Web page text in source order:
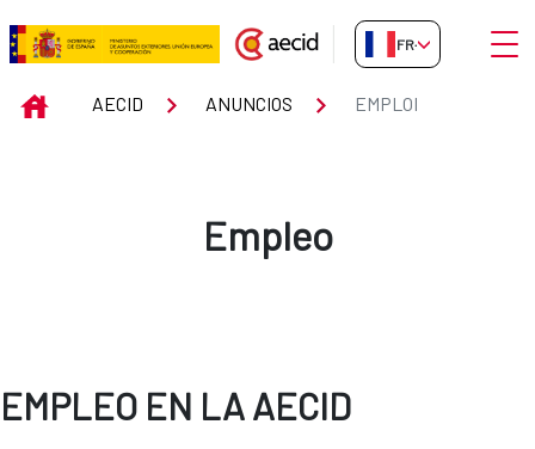
Saut au contenu principal
Emploi
FR-FR
INICIOAECID ANUNCIOS EMPLOI
Empleo
EMPLEO EN LA AECID